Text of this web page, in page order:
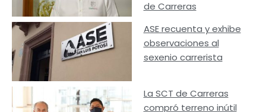
de Carreras
ASE recuenta y exhibe
observaciones al
sexenio carrerista
La SCT de Carreras
compró terreno inútil